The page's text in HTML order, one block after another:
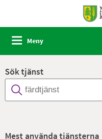
Meny
Sök tjänst
Mest använda tjänsterna